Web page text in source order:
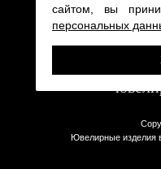
Ювелирные изделия
сайтом, вы
персональных